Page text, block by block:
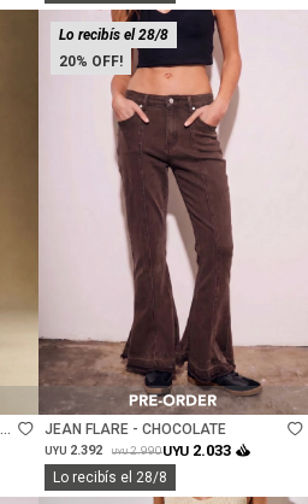
20
Lo recibís el 28/8
Talle
JEAN FLARE - CHOCOLATE
UYU 2.392 UYU 2.990UYU 2.033
Lo recibís el 28/8